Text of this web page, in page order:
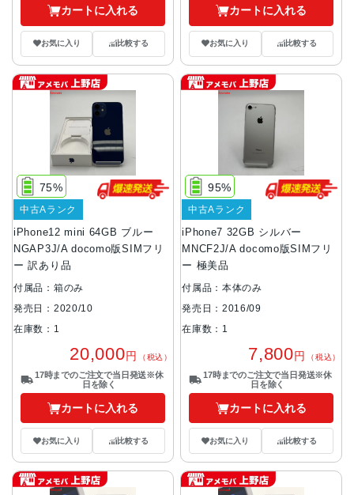
カートに入れる
お気に入り 比較する
カートに入れる
お気に入り 比較する
iPhone12 mini 64GB ブルー
NGAP3J/A docomo版SIMフリ
ー 訳あり品
75%
中古Aランク
付属品：箱のみ
発売日：2020/10
在庫数：1
20,000円 （税込）
17時までのご注文で当日発送※休
日を除く
カートに入れる
お気に入り 比較する
iPhone7 32GB シルバー
MNCF2J/A docomo版SIMフリ
ー 極美品
95%
中古Aランク
付属品：本体のみ
発売日：2016/09
在庫数：1
7,800円 （税込）
17時までのご注文で当日発送※休
日を除く
カートに入れる
お気に入り 比較する